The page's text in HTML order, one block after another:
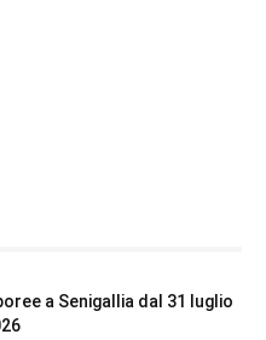
a Senigallia dal 31 luglio